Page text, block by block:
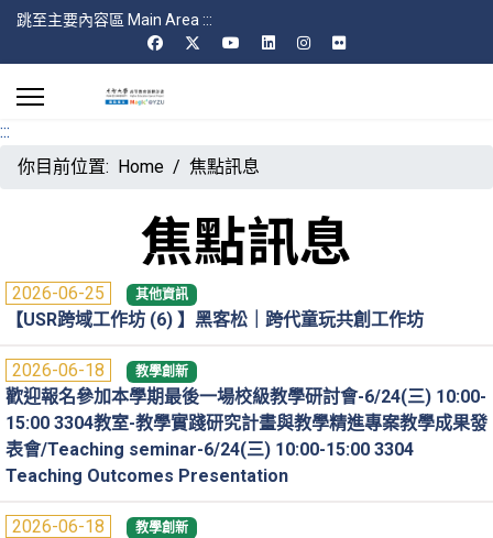
跳至主要內容區 Main Area :::
:::
你目前位置: Home 焦點訊息
焦點訊息
2026-06-25 其他資訊
【USR跨域工作坊 (6) 】黑客松｜跨代童玩共創工作坊
2026-06-18 教學創新
歡迎報名參加本學期最後一場校級教學研討會-6/24(三) 10:00-
15:00 3304教室-教學實踐研究計畫與教學精進專案教學成果發
表會/Teaching seminar-6/24(三) 10:00-15:00 3304
Teaching Outcomes Presentation
2026-06-18 教學創新